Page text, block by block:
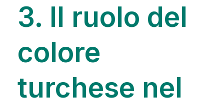
3. Il ruolo del
colore
turchese nel